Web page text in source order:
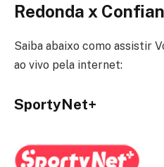
Redonda x
Saiba abaixo como assistir
ao vivo pela internet:
SportyNet+